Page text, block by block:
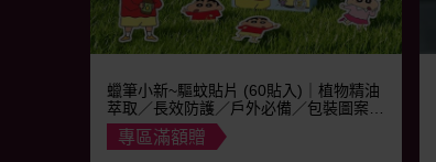
蠟筆小新~驅蚊貼片 (60貼入)｜植物精油
萃取／長效防護／戶外必備／包裝圖案隨
機
專區滿額贈